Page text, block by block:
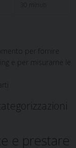
30 minuti
per fornire
e per misurarne le
e prestare